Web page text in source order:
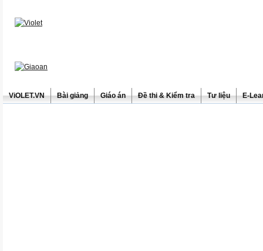
ViOLET.VN Bài giảng Giáo án Đề thi & Kiểm tra Tư liệu E-